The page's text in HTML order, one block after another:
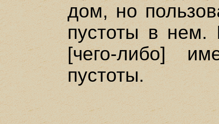
дом, но
пустоты в нем.
[чего-либо]
пустоты.